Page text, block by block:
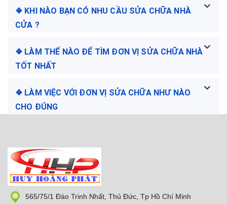
❖ KHI NÀO BẠN CÓ NHU CẦU SỬA CHỮA NHÀ
CỬA ?
❖ LÀM THẾ NÀO ĐỂ TÌM ĐƠN VỊ SỬA CHỮA NHÀ
TỐT NHẤT
❖ LÀM VIỆC VỚI ĐƠN VỊ SỬA CHỮA NHƯ NÀO
CHO ĐÚNG
565/75/1 Đào Trinh Nhất, Thủ Đức, Tp Hồ Chí Minh